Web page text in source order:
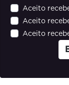
Aceito
Aceito
Aceito